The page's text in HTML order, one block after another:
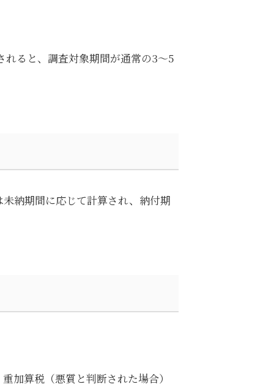
ると、調査対象期間が通常の3〜5
納期間に応じて計算され、納付期
加算税（悪質と判断された場合）